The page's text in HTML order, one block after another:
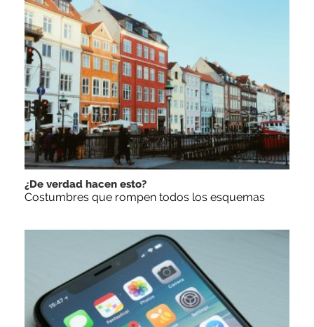
¿De verdad hacen esto?
Costumbres que rompen todos los esquemas